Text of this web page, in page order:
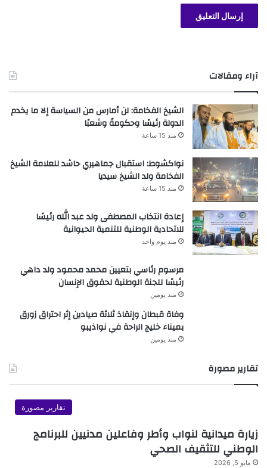
آراء ومقالات
الشيخ الفخامة: لن أمارس من السياسة إلا ما يخدم
الدولة رئيسًا وحكومةً وشعبًا
منذ 15 ساعة
نواكشوط: استقبال جماهيري حاشد للعلامة الشيخ
الفخامة ولد الشيخ سيديا
منذ 15 ساعة
إعادة انتخاب المصطفى ولد عبد الله رئيسًا
للاتحادية الوطنية للتنمية الحيوانية
منذ يوم واحد
مرسوم رئاسي بتعيين محمد محمود ولد داهي
رئيسًا للجنة الوطنية لحقوق الإنسان
منذ يومين
وفاة قبطان وإنقاذ ثلاثة صيادين إثر احتراق زورق
بميناء خليج الراحة في نواذيبو
منذ يومين
تقارير مصورة
تقارير مصورة
زيارة ميدانية لنواب وأطر وفاعلين مدنيين للبرنامج
الوطني للتثقيف الصحي
مايو 5, 2026